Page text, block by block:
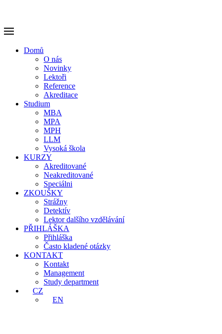
Domů
O nás
Novinky
Lektoři
Reference
Akreditace
Studium
MBA
MPA
MPH
LLM
Vysoká škola
KURZY
Akreditované
Neakreditované
Speciálni
ZKOUŠKY
Strážny
Detektív
Lektor dalšího vzdělávání
PŘIHLÁŠKA
Přihláška
Často kladené otázky
KONTAKT
Kontakt
Management
Study department
CZ
EN